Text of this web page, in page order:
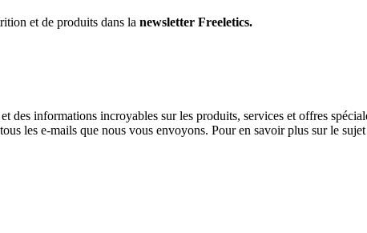
et de produits dans la newsletter Freeletics.
des informations incroyables sur les produits, services et offres
les e-mails que nous vous envoyons. Pour en savoir plus sur le